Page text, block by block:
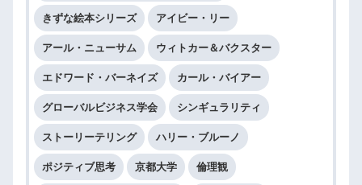
きずな絵本シリーズ アイビー・リー
アール・ニューサム ウィトカー＆バクスター
エドワード・バーネイズ カール・バイアー
グローバルビジネス学会 シンギュラリティ
ストーリーテリング ハリー・ブルーノ
ポジティブ思考 京都大学 倫理観